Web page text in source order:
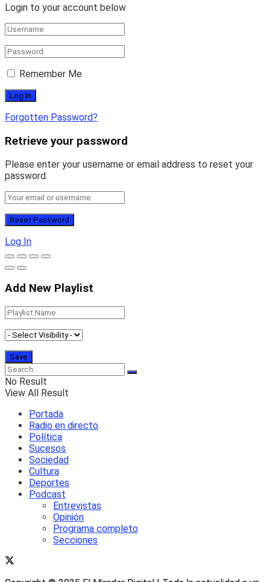
Login to your account below
Remember Me
Forgotten Password?
Retrieve your password
Please enter your username or email address to reset your
password.
Log In
Add New Playlist
No Result
View All Result
Portada
Radio en directo
Política
Sucesos
Sociedad
Cultura
Deportes
Podcast
Entrevistas
Opinión
Programa completo
Secciones